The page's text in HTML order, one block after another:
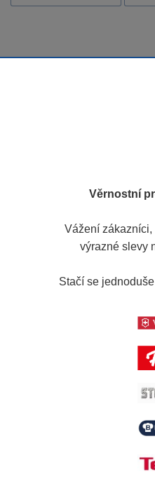
Věrnostní
Vážení zákazníci,
výrazné slevy
Stačí se